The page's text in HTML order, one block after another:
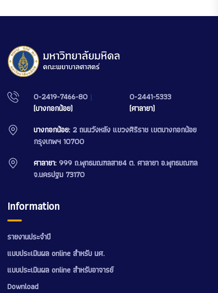
0-2419-7466-80 |
(บางกอกน้อย)
0-2441-5333
(ศาลายา)
บางกอกน้อย: 2 ถนนวังหลัง แขวงศิริราช เขตบางกอกน้อย
กรุงเทพฯ 10700
ศาลายา: 999 ถ.พุทธมณฑลสาย4 ต. ศาลายา อ.พุทธมณฑล
จ.นครปฐม 73170
Information
รายงานประจำปี
แบบประเมินผล online สำหรับ นศ.
แบบประเมินผล online สำหรับอาจารย์
Download